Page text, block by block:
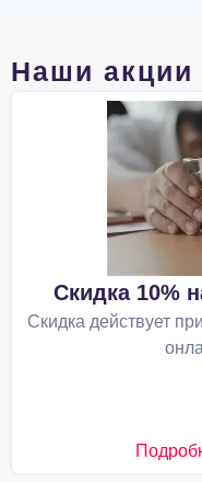
Наши акции
Скидка 10%
Скидка действует